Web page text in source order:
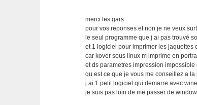
merci les gars
pour vos reponses et non je ne veux
le seul programme que j ai pas trouvé
et 1 logiciel pour imprimer les jaquettes
car kover sous linux m imprime en
et ds parametres impression
qu est ce que je vous me conseillez a
j ai 1 petit logiciel qui demarre avec
je suis pas loin de me passer de